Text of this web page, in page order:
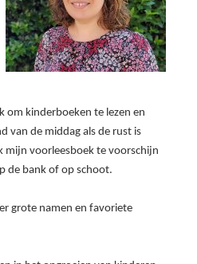
om kinderboeken te lezen en
van de middag als de rust is
mijn voorleesboek te voorschijn
de bank of op schoot.
grote namen en favoriete